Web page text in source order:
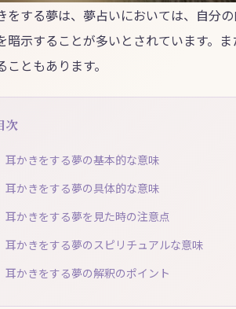
をする夢は、夢占いにおいては、自分
暗示することが多いとされています。
こともあります。
次
耳かきをする夢の基本的な意味
耳かきをする夢の具体的な意味
耳かきをする夢を見た時の注意点
耳かきをする夢のスピリチュアルな意味
耳かきをする夢の解釈のポイント